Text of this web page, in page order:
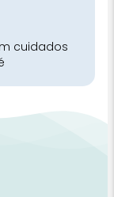
cuidados